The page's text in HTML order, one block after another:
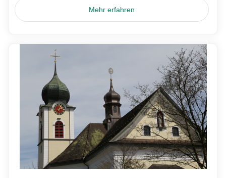
Mehr erfahren